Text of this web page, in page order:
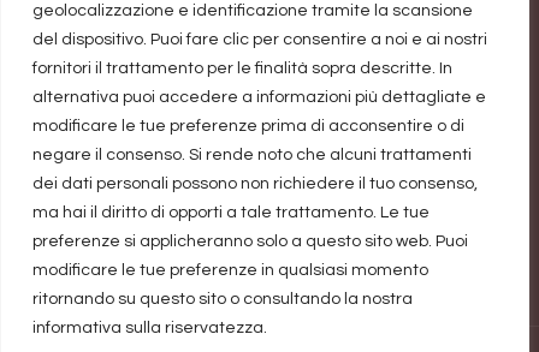
geolocalizzazione e identificazione tramite la scansione
del dispositivo. Puoi fare clic per consentire a noi e ai nostri
fornitori il trattamento per le finalità sopra descritte. In
alternativa puoi accedere a informazioni più dettagliate e
modificare le tue preferenze prima di acconsentire o di
negare il consenso. Si rende noto che alcuni trattamenti
dei dati personali possono non richiedere il tuo consenso,
ma hai il diritto di opporti a tale trattamento. Le tue
preferenze si applicheranno solo a questo sito web. Puoi
modificare le tue preferenze in qualsiasi momento
ritornando su questo sito o consultando la nostra
informativa sulla riservatezza.
Precisazione
Il blog guadagna una piccolissima percentuale
sulle vendite realizzate attraverso i link. Non ci
diventiamo ricche, ma aiuta a pagare le spese di
registrazione dominio e spazio hosting. Quindi
grazie a chi li utilizzerà, sostenendoci.